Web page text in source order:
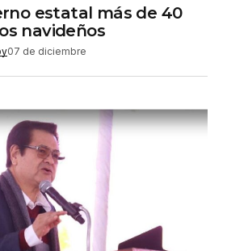
estatal más de 40
navideños
07 de diciembre